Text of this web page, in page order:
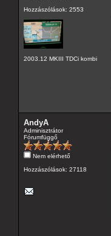
Hozzászólások: 2553
2003.12 MKIII TDCi kombi
AndyA
Adminisztrátor
Fórumfüggő
Nem elérhető
Hozzászólások: 27118